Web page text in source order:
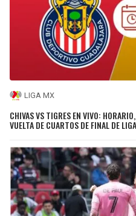
LIGA MX
CHIVAS VS TIGRES EN VIVO:
VUELTA DE CUARTOS DE FINAL DE